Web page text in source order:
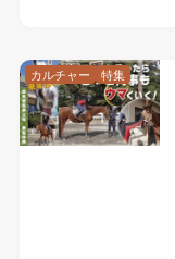
カルチャー 特集